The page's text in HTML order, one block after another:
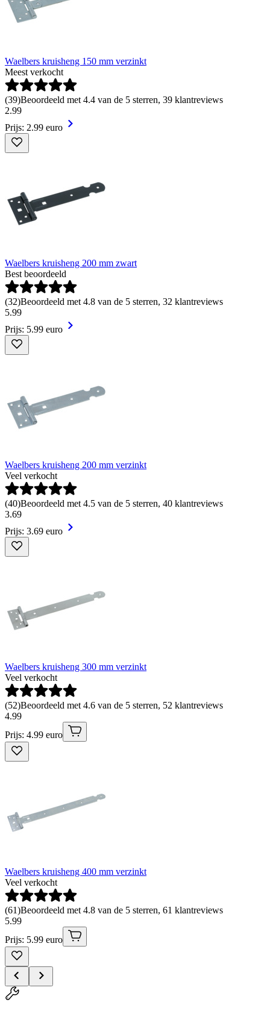
Waelbers kruisheng 150 mm verzinkt
Meest verkocht
(39)Beoordeeld met 4.4 van de 5 sterren, 39 klantreviews
2.99
Prijs: 2.99 euro
Waelbers kruisheng 200 mm zwart
Best beoordeeld
(32)Beoordeeld met 4.8 van de 5 sterren, 32 klantreviews
5.99
Prijs: 5.99 euro
Waelbers kruisheng 200 mm verzinkt
Veel verkocht
(40)Beoordeeld met 4.5 van de 5 sterren, 40 klantreviews
3.69
Prijs: 3.69 euro
Waelbers kruisheng 300 mm verzinkt
Veel verkocht
(52)Beoordeeld met 4.6 van de 5 sterren, 52 klantreviews
4.99
Prijs: 4.99 euro
Waelbers kruisheng 400 mm verzinkt
Veel verkocht
(61)Beoordeeld met 4.8 van de 5 sterren, 61 klantreviews
5.99
Prijs: 5.99 euro